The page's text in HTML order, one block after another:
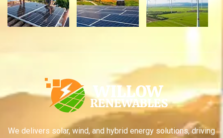
We delivers solar, wind, and hybrid energy solutions, driving